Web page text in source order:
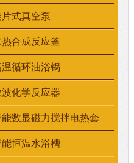
片式真空泵
热合成反应釜
温循环油浴锅
波化学反应器
能数显磁力搅拌电热套
能恒温水浴槽